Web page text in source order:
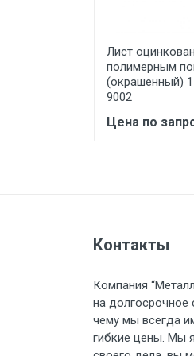
Груз
Груз до
Лист
полимерным
(окрашенный)
9002
Цена по
Контакты
Компания
на долгосрочное
чему мы всегда
гибкие цены. Мы